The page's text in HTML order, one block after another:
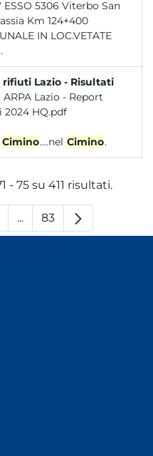
Km 124+400
IN LOC.VETATE
rifiuti Lazio - Risultati
ARPA Lazio - Report
HQ.pdf
Cimino....nel Cimino.
- 75 su 411 risultati.
...Pagine intermedie
Pagina
83